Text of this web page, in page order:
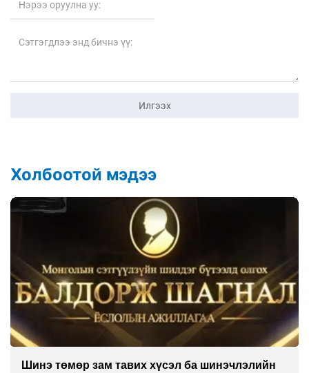
Илгээх
Холбоотой мэдээ
Шинэ төмөр зам тавих хүсэл ба шинэчлэлийн